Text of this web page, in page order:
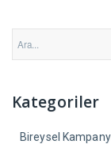
Kategoriler
Bireysel